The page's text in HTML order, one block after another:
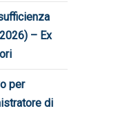
– Ex
per
di